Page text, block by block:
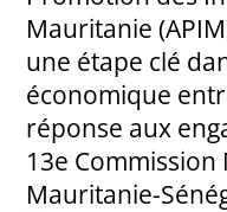
Mauritanie
une étape clé
économique
réponse aux
13e
Mauritanie-